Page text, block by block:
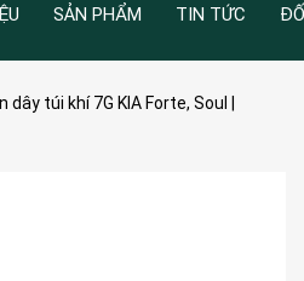
SẢN PHẨM TIN TỨC
dây túi khí 7G KIA Forte, Soul |